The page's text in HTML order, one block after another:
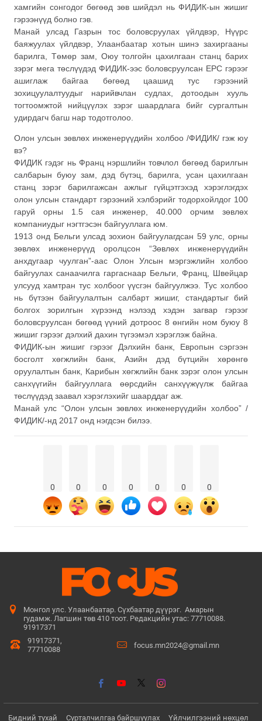
хамгийн сонгодог бөгөөд зөв шийдэл нь ФИДИК-ын жишиг
гэрээнүүд болно гэв.
Манай улсад Газрын тос боловсруулах үйлдвэр, Нүүрс
баяжуулах үйлдвэр, Улаанбаатар хотын шинэ захиргааны
барилга, Төмөр зам, Оюу толгойн цахилгаан станц барих
зэрэг мега төслүүдэд ФИДИК-ээс боловсруулсан EPC гэрээг
ашиглаж байгаа бөгөөд цаашид тус гэрээний
зохицуулалтуудыг нарийвчлан судлах, дотоодын хууль
тогтоомжтой нийцүүлэх зэрэг шаардлага бийг сургалтын
удирдагч багш нар тодотголоо.
Олон улсын зөвлөх инженерүүдийн холбоо /ФИДИК/ гэж юу
вэ?
ФИДИК гэдэг нь Франц нэршлийн товчлол бөгөөд барилгын
салбарын буюу зам, дэд бүтэц, барилга, усан цахилгаан
станц зэрэг барилгажсан ажлыг гүйцэтгэхэд хэрэглэгдэх
олон улсын стандарт гэрээний хэлбэрийг тодорхойлдог 100
гаруй орны 1.5 сая инженер, 40.000 орчим зөвлөх
компаниудыг нэгтгэсэн байгууллага юм.
1913 онд Бельги улсад зохион байгуулагдсан 59 улс, орны
зөвлөх инженерүүд оролцсон “Зөвлөх инженерүүдийн
анхдугаар чуулган”-аас Олон Улсын мэргэжлийн холбоо
байгуулах санаачилга гаргаснаар Бельги, Франц, Швейцар
улсууд хамтран тус холбоог үүсгэн байгуулжээ. Тус холбоо
нь бүтээн байгуулалтын салбарт жишиг, стандартыг бий
болгох зорилгын хүрээнд нэлээд хэдэн загвар гэрээг
боловсруулсан бөгөөд үүний дотроос 8 өнгийн ном буюу 8
жишиг гэрээг дэлхий дахин түгээмэл хэрэглэж байна.
ФИДИК-ын жишиг гэрээг Дэлхийн банк, Европын сэргээн
босголт хөгжлийн банк, Азийн дэд бүтцийн хөрөнгө
оруулалтын банк, Карибын хөгжлийн банк зэрэг олон улсын
санхүүгийн байгууллага өөрсдийн санхүүжүүлж байгаа
төслүүдэд заавал хэрэглэхийг шаарддаг аж.
Манай улс “Олон улсын зөвлөх инженерүүдийн холбоо” /
ФИДИК/-нд 2017 онд нэгдсэн билээ.
0 0 0 0 0 0 0
Монгол улс. Улаанбаатар. Сүхбаатар дүүрэг. Амарын
гудамж. Лагшин төв 410 тоот. Редакцийн утас: 77710088.
91917371
91917371,
77710088
focus.mn2024@gmail.mn
Бидний тухай Сурталчилгаа байршуулах Үйлчилгээний нөхцөл